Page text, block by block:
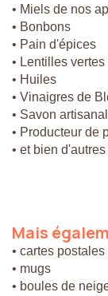
• Miels de nos
• Bonbons
• Pain d'épices
• Lentilles
• Huiles
• Vinaigres de
• Savon artisanal
• Producteur de
• et bien
Mais
• cartes postales
• mugs
• boules de